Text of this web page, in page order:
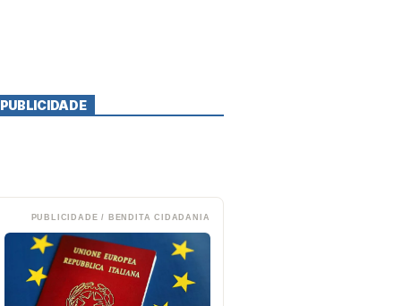
PUBLICIDADE
PUBLICIDADE / BENDITA CIDADANIA